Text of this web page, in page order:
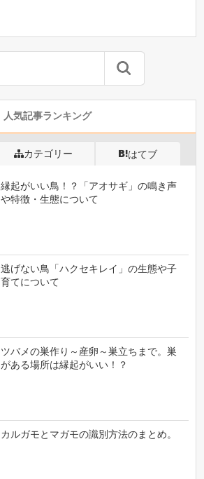
人気記事ランキング
カテゴリー はてブ
縁起がいい鳥！？「アオサギ」の鳴き声
や特徴・生態について
逃げない鳥「ハクセキレイ」の生態や子
育てについて
ツバメの巣作り～産卵～巣立ちまで。巣
がある場所は縁起がいい！？
カルガモとマガモの識別方法のまとめ。